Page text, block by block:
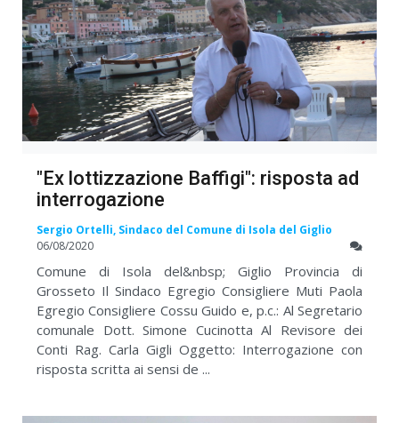
"Ex lottizzazione Baffigi": risposta ad
interrogazione
Sergio Ortelli, Sindaco del Comune di Isola del Giglio
06/08/2020
Comune di Isola del&nbsp; Giglio Provincia di
Grosseto Il Sindaco Egregio Consigliere Muti Paola
Egregio Consigliere Cossu Guido e, p.c.: Al Segretario
comunale Dott. Simone Cucinotta Al Revisore dei
Conti Rag. Carla Gigli Oggetto: Interrogazione con
risposta scritta ai sensi de ...